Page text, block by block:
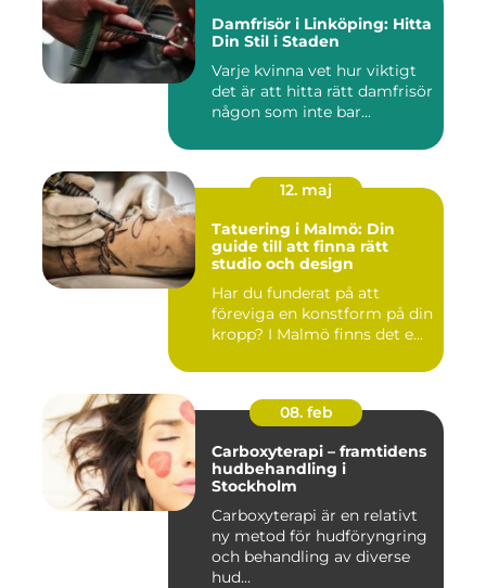
Damfrisör i Linköping: Hitta
Din Stil i Staden
Varje kvinna vet hur viktigt
det är att hitta rätt damfrisör
någon som inte bar...
12. maj
Tatuering i Malmö: Din
guide till att finna rätt
studio och design
Har du funderat på att
föreviga en konstform på din
kropp? I Malmö finns det e...
08. feb
Carboxyterapi – framtidens
hudbehandling i
Stockholm
Carboxyterapi är en relativt
ny metod för hudföryngring
och behandling av diverse
hud...